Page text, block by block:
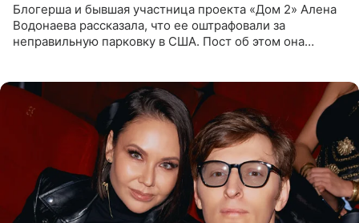
Блогерша и бывшая участница проекта «Дом 2» Алена
Водонаева рассказала, что ее оштрафовали за
неправильную парковку в США. Пост об этом она